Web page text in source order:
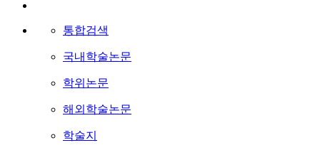
통합검색
국내학술논문
학위논문
해외학술논문
학술지